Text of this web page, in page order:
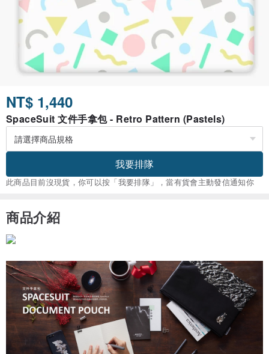
NT$ 1,440
SpaceSuit 文件手拿包 - Retro Pattern (Pastels)
我要排隊
此商品目前沒現貨，你可以按「我要排隊」，當有貨會主動發信通知你
商品介紹